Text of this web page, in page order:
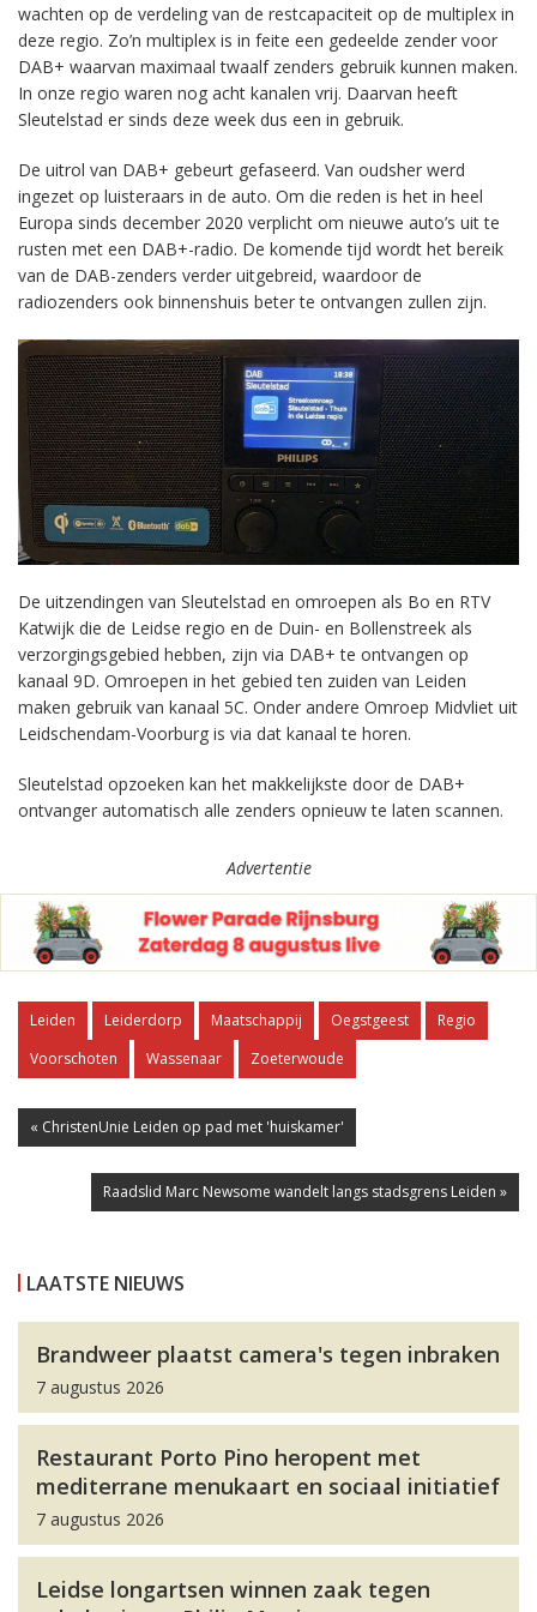
wachten op de verdeling van de restcapaciteit op de multiplex in
deze regio. Zo’n multiplex is in feite een gedeelde zender voor
DAB+ waarvan maximaal twaalf zenders gebruik kunnen maken.
In onze regio waren nog acht kanalen vrij. Daarvan heeft
Sleutelstad er sinds deze week dus een in gebruik.
De uitrol van DAB+ gebeurt gefaseerd. Van oudsher werd
ingezet op luisteraars in de auto. Om die reden is het in heel
Europa sinds december 2020 verplicht om nieuwe auto’s uit te
rusten met een DAB+-radio. De komende tijd wordt het bereik
van de DAB-zenders verder uitgebreid, waardoor de
radiozenders ook binnenshuis beter te ontvangen zullen zijn.
De uitzendingen van Sleutelstad en omroepen als Bo en RTV
Katwijk die de Leidse regio en de Duin- en Bollenstreek als
verzorgingsgebied hebben, zijn via DAB+ te ontvangen op
kanaal 9D. Omroepen in het gebied ten zuiden van Leiden
maken gebruik van kanaal 5C. Onder andere Omroep Midvliet uit
Leidschendam-Voorburg is via dat kanaal te horen.
Sleutelstad opzoeken kan het makkelijkste door de DAB+
ontvanger automatisch alle zenders opnieuw te laten scannen.
Advertentie
Leiden Leiderdorp Maatschappij Oegstgeest
Regio
Voorschoten
Wassenaar Zoeterwoude
« ChristenUnie Leiden op pad met 'huiskamer'
Raadslid Marc Newsome wandelt langs stadsgrens Leiden »
LAATSTE NIEUWS
Brandweer plaatst camera's tegen inbraken
7 augustus 2026
Restaurant Porto Pino heropent met
mediterrane menukaart en sociaal initiatief
7 augustus 2026
Leidse longartsen winnen zaak tegen